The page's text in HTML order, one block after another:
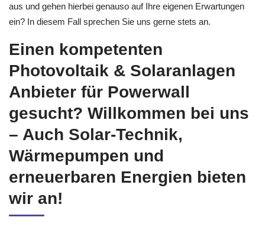
aus und gehen hierbei genauso auf Ihre eigenen Erwartungen
ein? In diesem Fall sprechen Sie uns gerne stets an.
Einen kompetenten
Photovoltaik & Solaranlagen
Anbieter für Powerwall
gesucht? Willkommen bei uns
– Auch Solar-Technik,
Wärmepumpen und
erneuerbaren Energien bieten
wir an!